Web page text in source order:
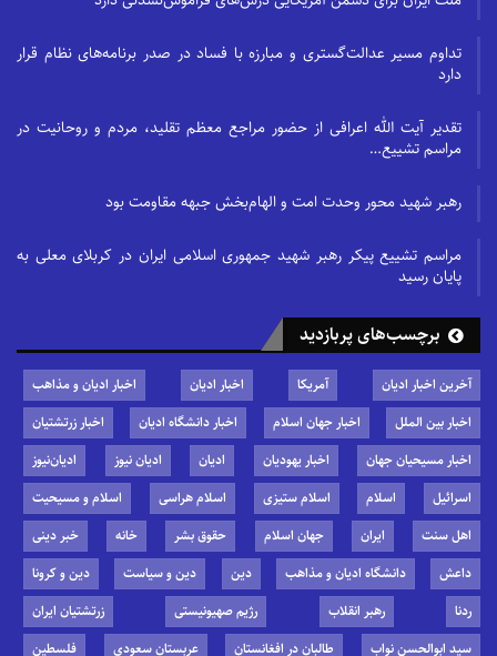
تداوم مسیر عدالت‌گستری و مبارزه با فساد در صدر برنامه‌های نظام قرار
دارد
تقدیر آیت الله اعرافی از حضور مراجع معظم تقلید، مردم و روحانیت در
مراسم تشییع…
رهبر شهید محور وحدت امت و الهام‌بخش جبهه مقاومت بود
مراسم تشییع پیکر رهبر شهید جمهوری اسلامی ایران در کربلای معلی به
پایان رسید
برچسب‌های پربازدید
آخرین اخبار ادیان آمریکا اخبار ادیان
اخبار ادیان و مذاهب
اخبار بین الملل
اخبار جهان اسلام اخبار دانشگاه ادیان
اخبار زرتشتیان
اخبار مسیحیان جهان
اخبار یهودیان ادیان ادیان نیوز
ادیان‌نیوز
اسرائیل
اسلام اسلام ستیزی اسلام هراسی
اسلام و مسیحیت
اهل سنت
ایران جهان اسلام حقوق بشر خانه
خبر دینی
داعش
دانشگاه ادیان و مذاهب دین دین و سیاست
دین و کرونا
ردنا
رهبر انقلاب رژیم صهیونیستی
زرتشتیان ایران
سید ابوالحسن نواب
طالبان در افغانستان عربستان سعودی فلسطین